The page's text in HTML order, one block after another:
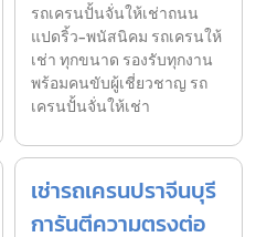
รถเครนปั้นจั่นให้เช่าถนน
แปดริ้ว-พนัสนิคม รถเครนให้
เช่า ทุกขนาด รองรับทุกงาน
พร้อมคนขับผู้เชี่ยวชาญ รถ
เครนปั้นจั่นให้เช่า
เช่ารถเครนปราจีนบุรี
การันตีความตรงต่อ